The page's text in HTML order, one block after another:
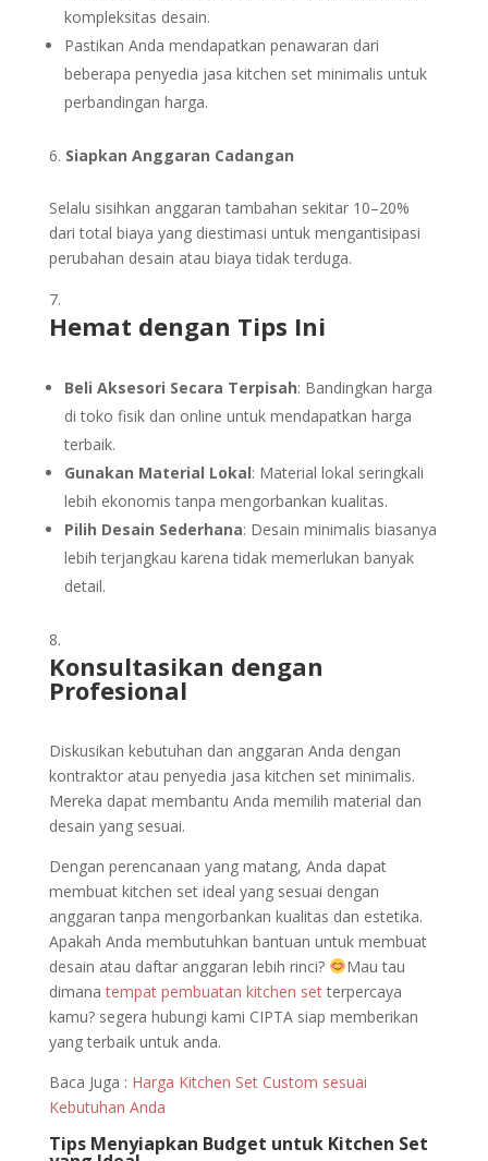
kompleksitas desain.
Pastikan Anda mendapatkan penawaran dari
beberapa penyedia jasa kitchen set minimalis untuk
perbandingan harga.
Siapkan Anggaran Cadangan
Selalu sisihkan anggaran tambahan sekitar 10–20%
dari total biaya yang diestimasi untuk mengantisipasi
perubahan desain atau biaya tidak terduga.
Hemat dengan Tips Ini
Beli Aksesori Secara Terpisah: Bandingkan harga
di toko fisik dan online untuk mendapatkan harga
terbaik.
Gunakan Material Lokal: Material lokal seringkali
lebih ekonomis tanpa mengorbankan kualitas.
Pilih Desain Sederhana: Desain minimalis biasanya
lebih terjangkau karena tidak memerlukan banyak
detail.
Konsultasikan dengan
Profesional
Diskusikan kebutuhan dan anggaran Anda dengan
kontraktor atau penyedia jasa kitchen set minimalis.
Mereka dapat membantu Anda memilih material dan
desain yang sesuai.
Dengan perencanaan yang matang, Anda dapat
membuat kitchen set ideal yang sesuai dengan
anggaran tanpa mengorbankan kualitas dan estetika.
Apakah Anda membutuhkan bantuan untuk membuat
desain atau daftar anggaran lebih rinci?
Mau tau
dimanatempat pembuatan kitchen setterpercaya
kamu? segera hubungi kami CIPTA siap memberikan
yang terbaik untuk anda.
Baca Juga : Harga Kitchen Set Custom sesuai
Kebutuhan Anda
Tips Menyiapkan Budget untuk Kitchen Set